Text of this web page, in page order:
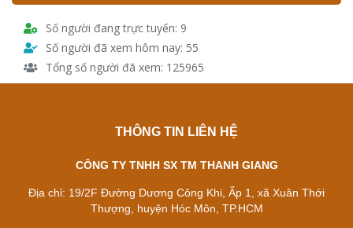
Số người đang trực tuyến: 9
Số người đã xem hôm nay: 55
Tổng số người đã xem: 125965
THÔNG TIN LIÊN HỆ
CÔNG TY TNHH SX TM THANH GIANG
Địa chỉ: 19/2F Đường Dương Công Khi, Ấp 1, xã Xuân Thới
Thượng, huyện Hóc Môn, TP.HCM